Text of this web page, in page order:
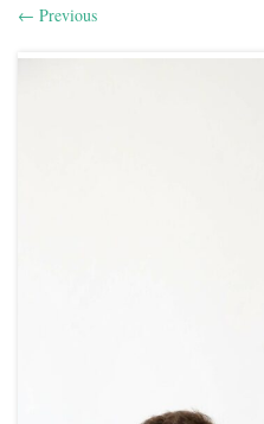
← Previous